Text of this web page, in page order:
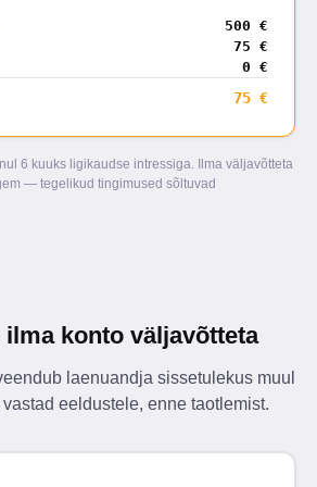
500 €
75 €
0 €
75 €
6 kuuks ligikaudse intressiga. Ilma väljavõtteta
— tegelikud tingimused sõltuvad
ilma konto väljavõtteta
laenuandja sissetulekus muul
eeldustele, enne taotlemist.